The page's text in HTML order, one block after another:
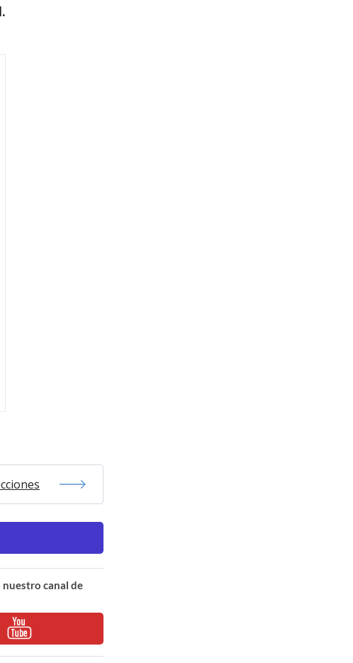
nuestro canal de